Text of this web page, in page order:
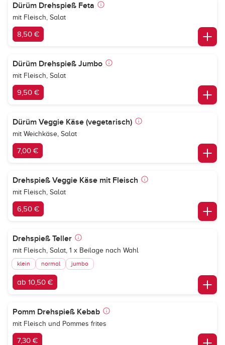
Dürüm Drehspieß Feta
mit Fleisch, Salat
8,50 €
Dürüm Drehspieß Jumbo
mit Fleisch, Salat
9,50 €
Dürüm Veggie Käse (vegetarisch)
mit Weichkäse, Salat
7,00 €
Drehspieß Veggie Käse mit Fleisch
mit Fleisch, Salat
6,50 €
Drehspieß Teller
mit Fleisch, Salat, 1 x Beilage nach Wahl
klein normal jumbo
ab 10,50 €
Pomm Drehspieß Kebab
mit Fleisch und Pommes frites
7,30 €